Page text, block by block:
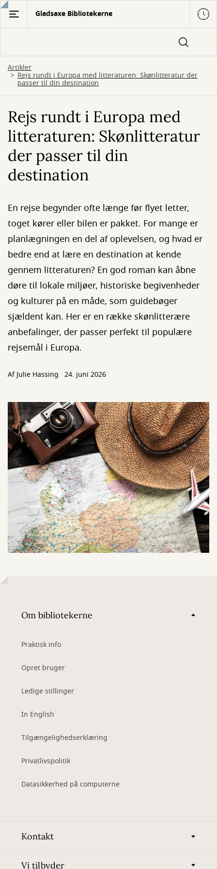
Gå
hovedindhold
Gladsaxe Bibliotekerne
Artikler
Rejs rundt i Europa med litteraturen: Skønlitteratur der
passer til din destination
Rejs rundt i Europa med
litteraturen: Skønlitteratur
der passer til din
destination
En rejse begynder ofte længe før flyet letter,
toget kører eller bilen er pakket. For mange er
planlægningen en del af oplevelsen, og hvad er
bedre end at lære en destination at kende
gennem litteraturen? En god roman kan åbne
døre til lokale miljøer, historiske begivenheder
og kulturer på en måde, som guidebøger
sjældent kan. Her er en række skønlitterære
anbefalinger, der passer perfekt til populære
rejsemål i Europa.
AfJulie Hassing 24. juni 2026
Om bibliotekerne
Praktisk info
Opret bruger
Ledige stillinger
In English
Tilgængelighedserklæring
Privatlivspolitik
Datasikkerhed på computerne
Kontakt
Vi tilbyder